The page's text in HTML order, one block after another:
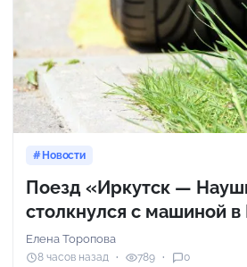
Новости
Поезд «Иркутск —
столкнулся с машиной в
Елена Торопова
8 часов назад 789 0